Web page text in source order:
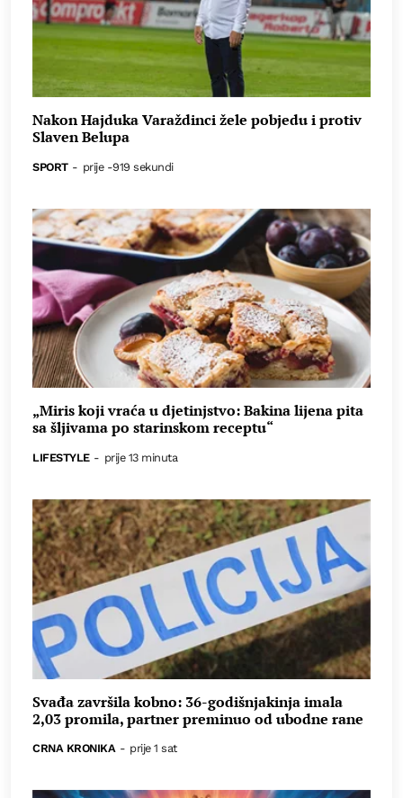
Nakon Hajduka Varaždinci žele pobjedu i protiv
Slaven Belupa
SPORT - prije -919 sekundi
„Miris koji vraća u djetinjstvo: Bakina lijena pita
sa šljivama po starinskom receptu“
LIFESTYLE - prije 13 minuta
Svađa završila kobno: 36-godišnjakinja imala
2,03 promila, partner preminuo od ubodne rane
CRNA KRONIKA - prije 1 sat